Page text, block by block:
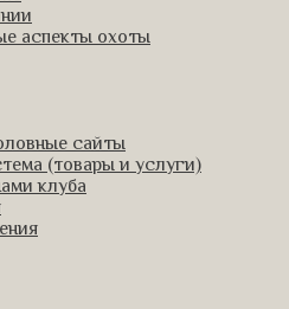
аспекты охоты
сайты
(товары и услуги)
клуба